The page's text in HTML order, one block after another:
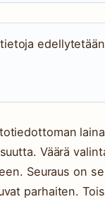
Väärä
Seuraus on
parhaiten.